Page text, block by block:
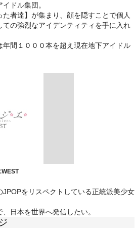
ドル集団。
者達】が集まり、顔を隠すことで個人
の強烈なアイデンティティを手に入れ
間１０００本を超え現在地下アイドル
WEST
をリスペクトしている正統派美少女
日本を世界へ発信したい。